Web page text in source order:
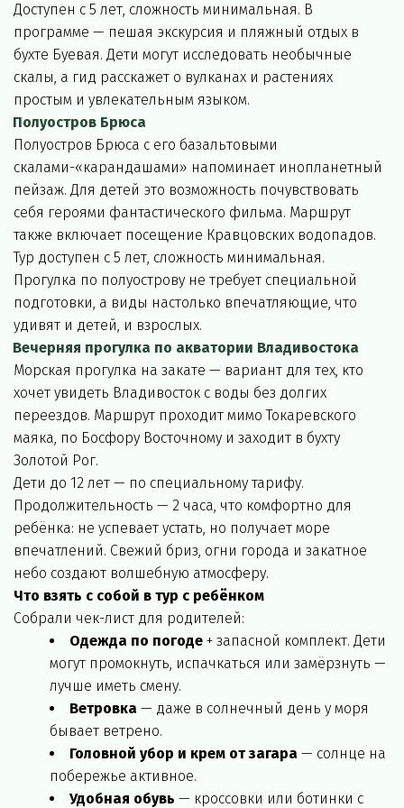
Доступен с 5 лет, сложность минимальная. В
программе — пешая экскурсия и пляжный отдых в
бухте Буевая. Дети могут исследовать необычные
скалы, а гид расскажет о вулканах и растениях
простым и увлекательным языком.
Полуостров Брюса
Полуостров Брюса с его базальтовыми
скалами-«карандашами» напоминает инопланетный
пейзаж. Для детей это возможность почувствовать
себя героями фантастического фильма. Маршрут
также включает посещение Кравцовских водопадов.
Тур доступен с 5 лет, сложность минимальная.
Прогулка по полуострову не требует специальной
подготовки, а виды настолько впечатляющие, что
удивят и детей, и взрослых.
Вечерняя прогулка по акватории Владивостока
Морская прогулка на закате — вариант для тех, кто
хочет увидеть Владивосток с воды без долгих
переездов. Маршрут проходит мимо Токаревского
маяка, по Босфору Восточному и заходит в бухту
Золотой Рог.
Дети до 12 лет — по специальному тарифу.
Продолжительность — 2 часа, что комфортно для
ребёнка: не успевает устать, но получает море
впечатлений. Свежий бриз, огни города и закатное
небо создают волшебную атмосферу.
Что взять с собой в тур с ребёнком
Собрали чек-лист для родителей:
Одежда по погоде + запасной комплект. Дети
могут промокнуть, испачкаться или замёрзнуть —
лучше иметь смену.
Ветровка — даже в солнечный день у моря
бывает ветрено.
Головной убор и крем от загара — солнце на
побережье активное.
Удобная обувь — кроссовки или ботинки с